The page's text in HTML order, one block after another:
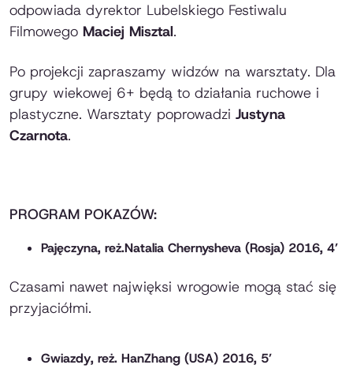
odpowiada dyrektor Lubelskiego Festiwalu
Filmowego Maciej Misztal.
Po projekcji zapraszamy widzów na warsztaty. Dla
grupy wiekowej 6+ będą to działania ruchowe i
plastyczne. Warsztaty poprowadzi Justyna
Czarnota.
PROGRAM POKAZÓW:
Pajęczyna, reż.Natalia Chernysheva (Rosja) 2016, 4’
Czasami nawet najwięksi wrogowie mogą stać się
przyjaciółmi.
Gwiazdy, reż. HanZhang (USA) 2016, 5’